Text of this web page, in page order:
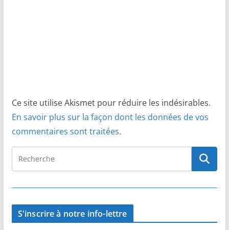
Ce site utilise Akismet pour réduire les indésirables.
En savoir plus sur la façon dont les données de vos
commentaires sont traitées.
S'inscrire à notre info-lettre